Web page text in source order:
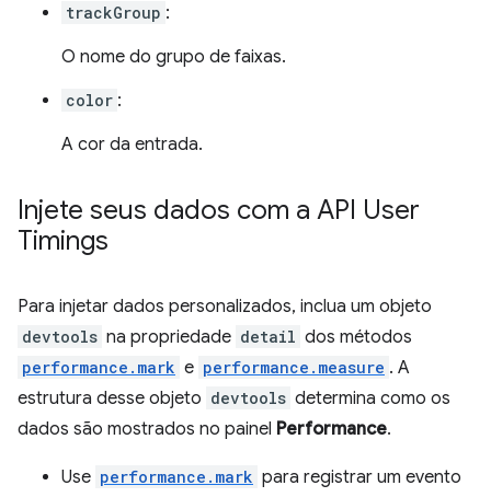
trackGroup :
O nome do grupo de faixas.
color :
A cor da entrada.
Injete seus dados com a API User
Timings
Para injetar dados personalizados, inclua um objeto
devtools na propriedade detail dos métodos
performance.mark e performance.measure . A
estrutura desse objeto devtools determina como os
dados são mostrados no painel Performance.
Use performance.mark para registrar um evento